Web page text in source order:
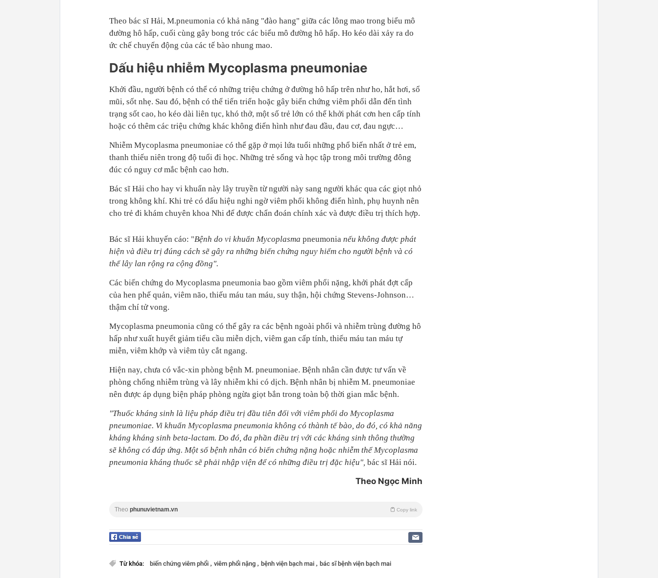
Theo bác sĩ Hải, M.pneumonia có khả năng "đào hang" giữa các lông mao trong biểu mô
đường hô hấp, cuối cùng gây bong tróc các biểu mô đường hô hấp. Ho kéo dài xảy ra do
ức chế chuyển động của các tế bào nhung mao.
Dấu hiệu nhiễm Mycoplasma pneumoniae
Khởi đầu, người bệnh có thể có những triệu chứng ở đường hô hấp trên như ho, hắt hơi, sổ
mũi, sốt nhẹ. Sau đó, bệnh có thể tiến triển hoặc gây biến chứng viêm phổi dẫn đến tình
trạng sốt cao, ho kéo dài liên tục, khó thở, một số trẻ lớn có thể khởi phát cơn hen cấp tính
hoặc có thêm các triệu chứng khác không điển hình như đau đầu, đau cơ, đau ngực…
Nhiễm Mycoplasma pneumoniae có thể gặp ở mọi lứa tuổi những phổ biến nhất ở trẻ em,
thanh thiếu niên trong độ tuổi đi học. Những trẻ sống và học tập trong môi trường đông
đúc có nguy cơ mắc bệnh cao hơn.
Bác sĩ Hải cho hay vi khuẩn này lây truyền từ người này sang người khác qua các giọt nhỏ
trong không khí. Khi trẻ có dấu hiệu nghi ngờ viêm phổi không điển hình, phụ huynh nên
cho trẻ đi khám chuyên khoa Nhi để được chẩn đoán chính xác và được điều trị thích hợp.
Bác sĩ Hải khuyến cáo: "Bệnh do vi khuẩn Mycoplasma pneumonia nếu không được phát
hiện và điều trị đúng cách sẽ gây ra những biến chứng nguy hiểm cho người bệnh và có
thể lây lan rộng ra cộng đồng".
Các biến chứng do Mycoplasma pneumonia bao gồm viêm phổi nặng, khởi phát đợt cấp
của hen phế quản, viêm não, thiếu máu tan máu, suy thận, hội chứng Stevens-Johnson…
thậm chí tử vong.
Mycoplasma pneumonia cũng có thể gây ra các bệnh ngoài phổi và nhiễm trùng đường hô
hấp như xuất huyết giảm tiểu cầu miễn dịch, viêm gan cấp tính, thiếu máu tan máu tự
miễn, viêm khớp và viêm tủy cắt ngang.
Hiện nay, chưa có vắc-xin phòng bệnh M. pneumoniae. Bệnh nhân cần được tư vấn về
phòng chống nhiễm trùng và lây nhiễm khi có dịch. Bệnh nhân bị nhiễm M. pneumoniae
nên được áp dụng biện pháp phòng ngừa giọt bắn trong toàn bộ thời gian mắc bệnh.
"Thuốc kháng sinh là liệu pháp điều trị đầu tiên đối với viêm phổi do Mycoplasma
pneumoniae. Vi khuẩn Mycoplasma pneumonia không có thành tế bào, do đó, có khả năng
kháng kháng sinh beta-lactam. Do đó, đa phần điều trị với các kháng sinh thông thường
sẽ không có đáp ứng. Một số bệnh nhân có biến chứng nặng hoặc nhiễm thể Mycoplasma
pneumonia kháng thuốc sẽ phải nhập viện để có những điều trị đặc hiệu", bác sĩ Hải nói.
Theo Ngọc Minh
Theo phunuvietnam.vn Copy link
Từ khóa: biến chứng viêm phổi , viêm phổi nặng , bệnh viện bạch mai , bác sĩ bệnh viện bạch mai